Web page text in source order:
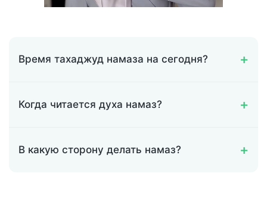
Время тахаджуд намаза на сегодня?
Когда читается духа намаз?
В какую сторону делать намаз?